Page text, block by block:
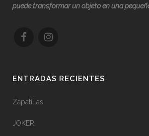
puede transformar un objeto en una
ENTRADAS RECIENTES
Zapatillas
JOKER